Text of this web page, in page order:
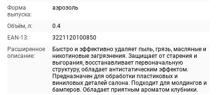
Форма
выпуска:
аэрозоль
Объём, л:
0.4
EAN-13:
3221120100850
Расширенное
описание:
Быстро и эффективно удаляет пыль, грязь, масляные и
никотиновые загрязнения. Защищает от старения и
выгорания, восстанавливает первоначальную
структуру, обладает антистатическим эффектом.
Предназначен для обработки пластиковых и
виниловых деталей салона. Подходит для молдингов и
бамперов. Обладает приятным ароматом клубники.